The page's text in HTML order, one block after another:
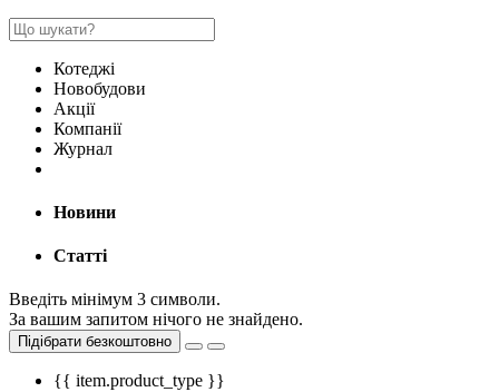
Котеджі
Новобудови
Акції
Компанії
Журнал
Новини
Статті
Введіть мінімум 3 символи.
За вашим запитом нічого не знайдено.
Підібрати безкоштовно
{{ item.product_type }}